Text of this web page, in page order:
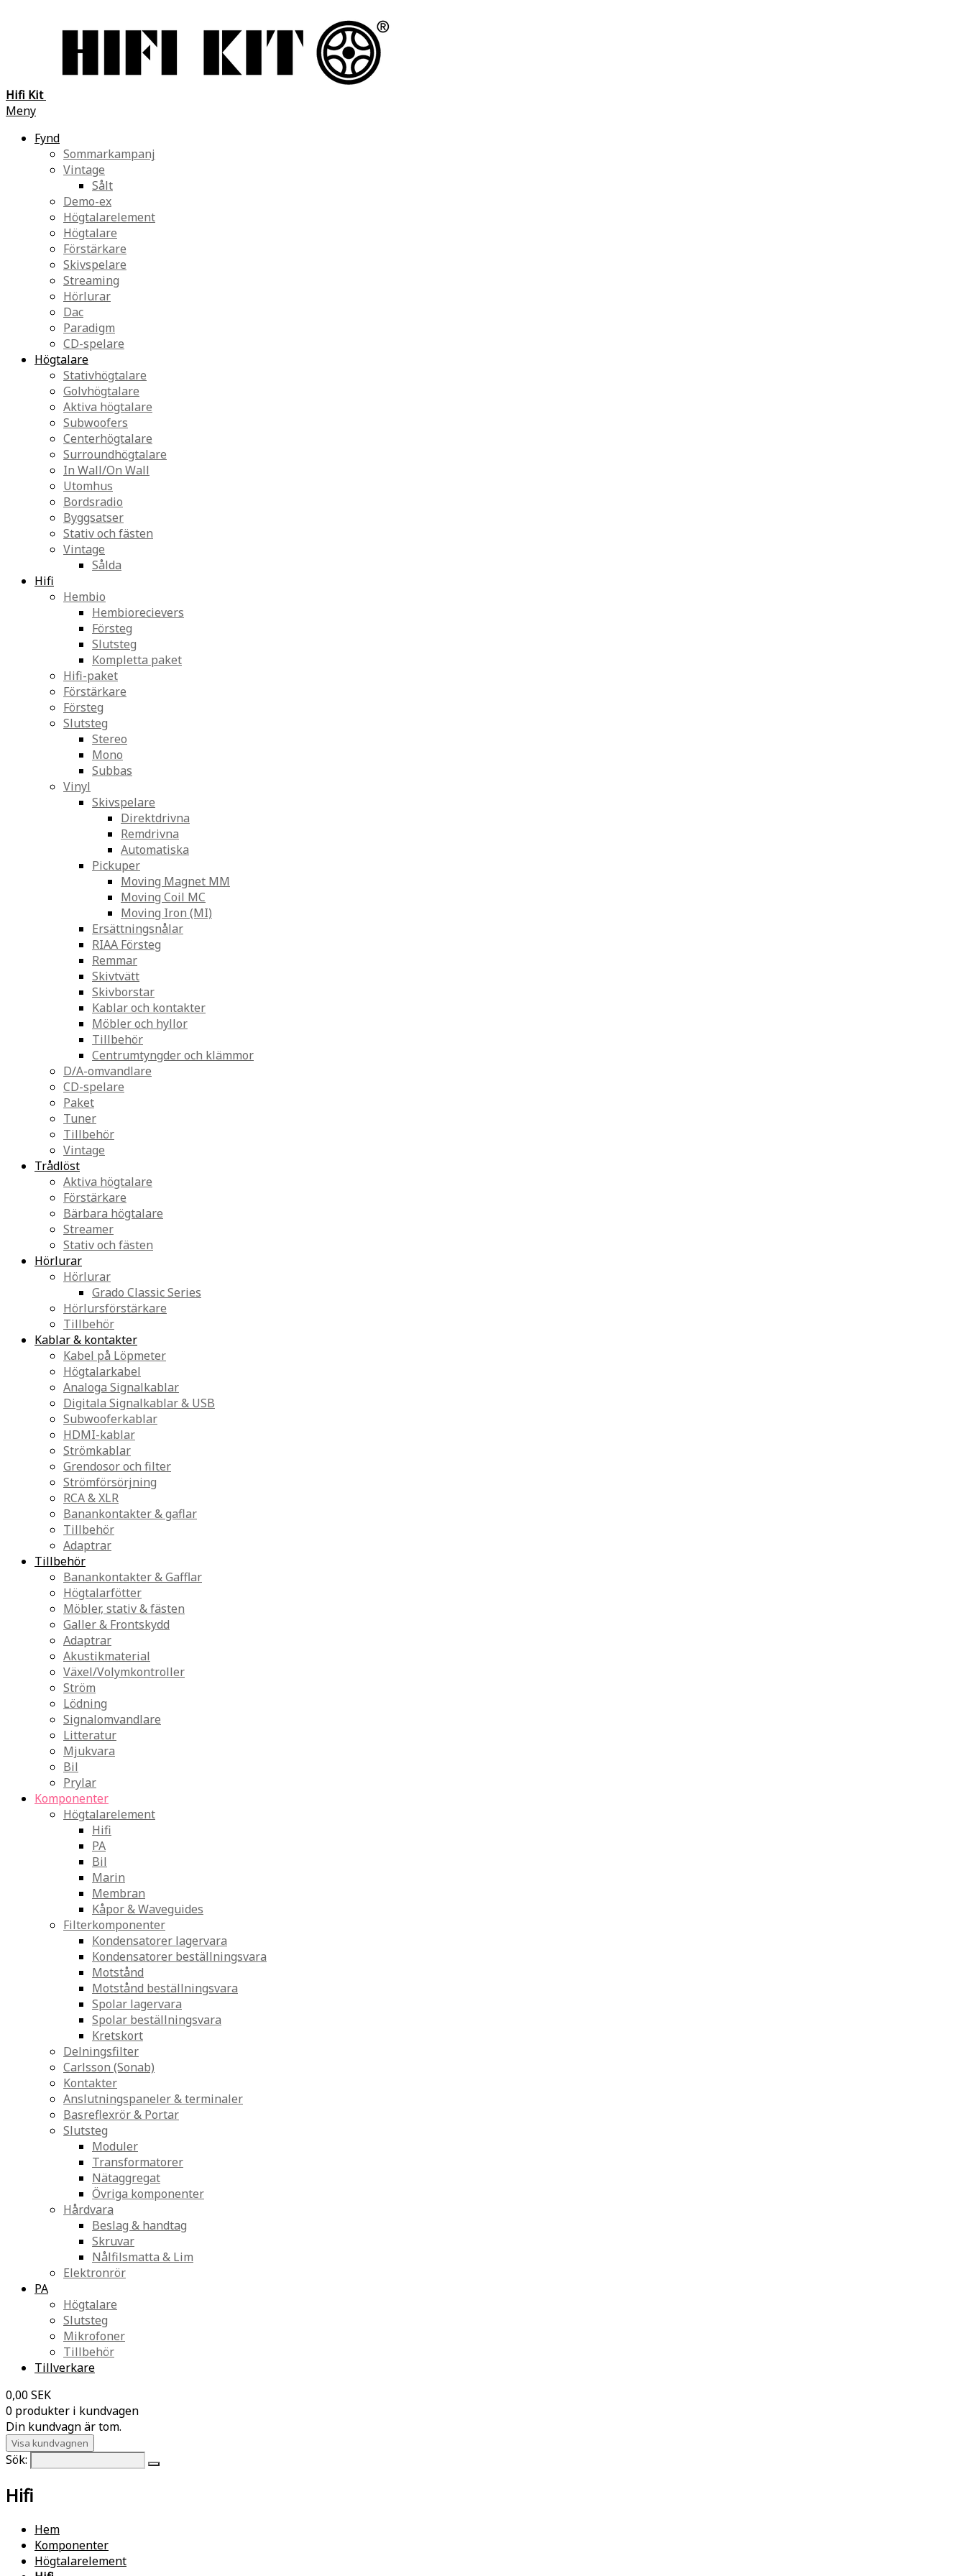
Hifi Kit
Meny
Fynd
Sommarkampanj
Vintage
Sålt
Demo-ex
Högtalarelement
Högtalare
Förstärkare
Skivspelare
Streaming
Hörlurar
Dac
Paradigm
CD-spelare
Högtalare
Stativhögtalare
Golvhögtalare
Aktiva högtalare
Subwoofers
Centerhögtalare
Surroundhögtalare
In Wall/On Wall
Utomhus
Bordsradio
Byggsatser
Stativ och fästen
Vintage
Sålda
Hifi
Hembio
Hembiorecievers
Försteg
Slutsteg
Kompletta paket
Hifi-paket
Förstärkare
Försteg
Slutsteg
Stereo
Mono
Subbas
Vinyl
Skivspelare
Direktdrivna
Remdrivna
Automatiska
Pickuper
Moving Magnet MM
Moving Coil MC
Moving Iron (MI)
Ersättningsnålar
RIAA Försteg
Remmar
Skivtvätt
Skivborstar
Kablar och kontakter
Möbler och hyllor
Tillbehör
Centrumtyngder och klämmor
D/A-omvandlare
CD-spelare
Paket
Tuner
Tillbehör
Vintage
Trådlöst
Aktiva högtalare
Förstärkare
Bärbara högtalare
Streamer
Stativ och fästen
Hörlurar
Hörlurar
Grado Classic Series
Hörlursförstärkare
Tillbehör
Kablar & kontakter
Kabel på Löpmeter
Högtalarkabel
Analoga Signalkablar
Digitala Signalkablar & USB
Subwooferkablar
HDMI-kablar
Strömkablar
Grendosor och filter
Strömförsörjning
RCA & XLR
Banankontakter & gaflar
Tillbehör
Adaptrar
Tillbehör
Banankontakter & Gafflar
Högtalarfötter
Möbler, stativ & fästen
Galler & Frontskydd
Adaptrar
Akustikmaterial
Växel/Volymkontroller
Ström
Lödning
Signalomvandlare
Litteratur
Mjukvara
Bil
Prylar
Komponenter
Högtalarelement
Hifi
PA
Bil
Marin
Membran
Kåpor & Waveguides
Filterkomponenter
Kondensatorer lagervara
Kondensatorer beställningsvara
Motstånd
Motstånd beställningsvara
Spolar lagervara
Spolar beställningsvara
Kretskort
Delningsfilter
Carlsson (Sonab)
Kontakter
Anslutningspaneler & terminaler
Basreflexrör & Portar
Slutsteg
Moduler
Transformatorer
Nätaggregat
Övriga komponenter
Hårdvara
Beslag & handtag
Skruvar
Nålfilsmatta & Lim
Elektronrör
PA
Högtalare
Slutsteg
Mikrofoner
Tillbehör
Tillverkare
0,00 SEK
0 produkter i kundvagen
Din kundvagn är tom.
Visa kundvagnen
Sök:
Hifi
Hem
Komponenter
Högtalarelement